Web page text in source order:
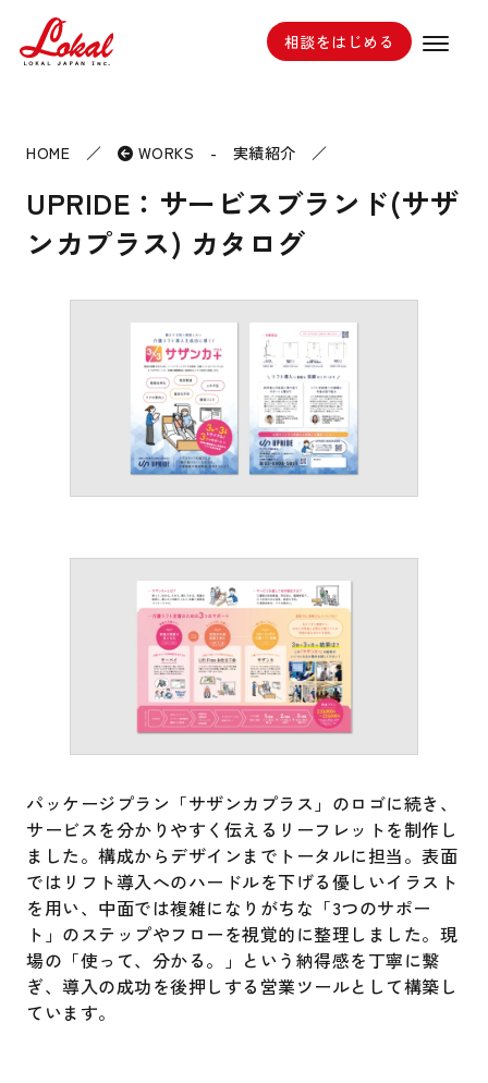
相談をはじめる
HOME ／ WORKS - 実績紹介 ／
UPRIDE：サービスブランド(サザ
ンカプラス) カタログ
パッケージプラン「サザンカプラス」のロゴに続き、
サービスを分かりやすく伝えるリーフレットを制作し
ました。構成からデザインまでトータルに担当。表面
ではリフト導入へのハードルを下げる優しいイラスト
を用い、中面では複雑になりがちな「3つのサポー
ト」のステップやフローを視覚的に整理しました。現
場の「使って、分かる。」という納得感を丁寧に繋
ぎ、導入の成功を後押しする営業ツールとして構築し
ています。